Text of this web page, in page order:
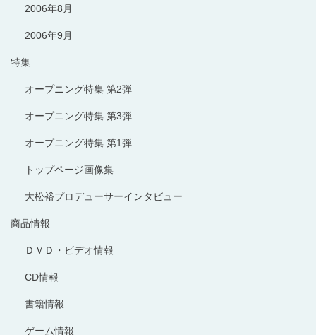
2006年8月
2006年9月
特集
オープニング特集 第2弾
オープニング特集 第3弾
オープニング特集 第1弾
トップページ画像集
大松裕プロデューサーインタビュー
商品情報
ＤＶＤ・ビデオ情報
CD情報
書籍情報
ゲーム情報